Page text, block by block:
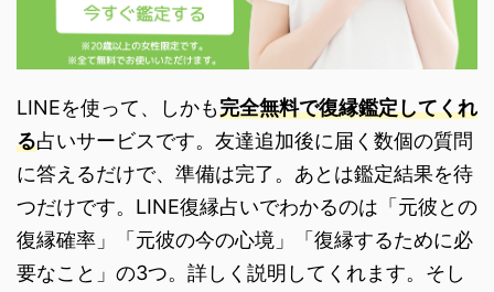
LINEを使って、しかも完全無料で復縁鑑定してくれ
る占いサービスです。友達追加後に届く数個の質問
に答えるだけで、準備は完了。あとは鑑定結果を待
つだけです。LINE復縁占いでわかるのは「元彼との
復縁確率」「元彼の今の心境」「復縁するために必
要なこと」の3つ。詳しく説明してくれます。そし